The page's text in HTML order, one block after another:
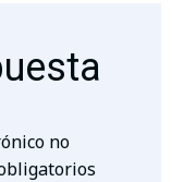
no